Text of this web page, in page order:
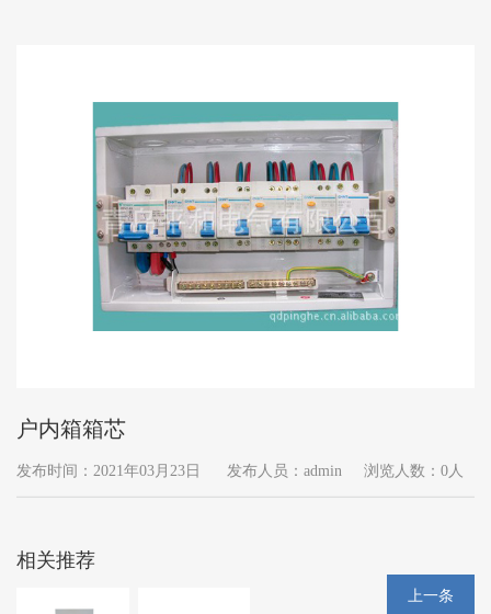
户内箱箱芯
发布时间：2021年03月23日 发布人员：admin 浏览人数：0人
相关推荐
上一条